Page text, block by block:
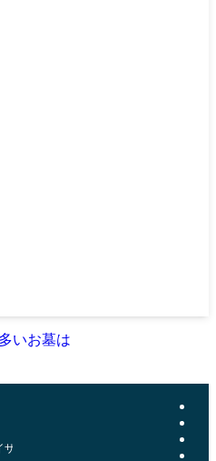
いお墓は
ー | おおきた石材店